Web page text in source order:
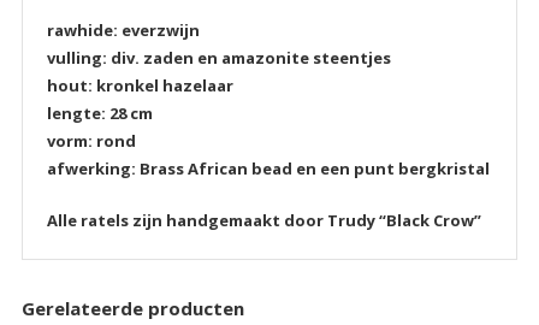
rawhide: everzwijn
vulling: div. zaden en amazonite steentjes
hout: kronkel hazelaar
lengte: 28 cm
vorm: rond
afwerking: Brass African bead en een punt bergkristal
Alle ratels zijn handgemaakt door Trudy “Black Crow”
Gerelateerde producten